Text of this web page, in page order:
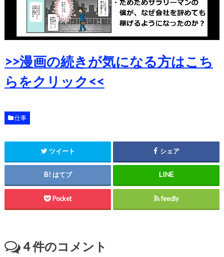
>>漫画の続きが気になる方はこち
らをクリック<<
仕事
ツイート シェア
はてブ
Pocket feedly
4件のコメント